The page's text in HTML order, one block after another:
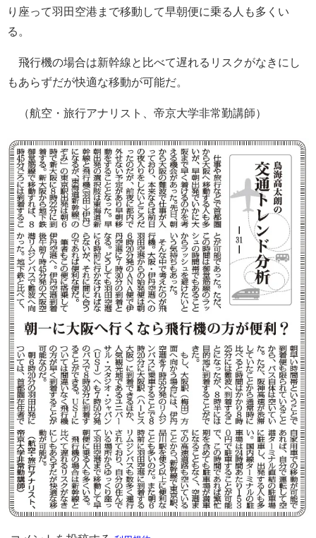
り座って羽田空港まで移動して早朝便に乗る人も多くい
る。
飛行機の場合は新幹線と比べて遅れるリスクがなきにし
もあらずだが快適な移動が可能だ。
（航空・旅行アナリスト、帝京大学非常勤講師）